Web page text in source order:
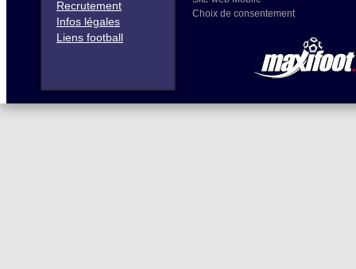
Recrutement
Infos légales
Liens football
Choix de consentement